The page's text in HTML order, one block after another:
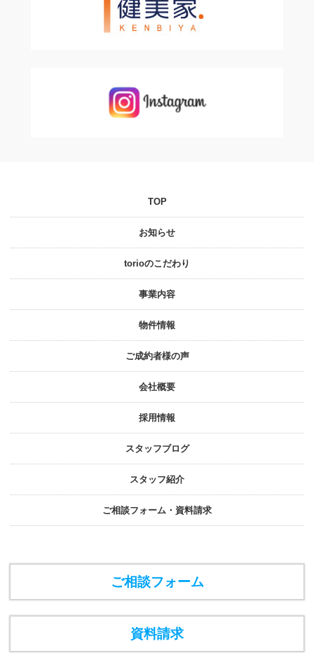
TOP
お知らせ
torioのこだわり
事業内容
物件情報
ご成約者様の声
会社概要
採⽤情報
スタッフブログ
スタッフ紹介
ご相談フォーム・資料請求
ご相談フォーム
資料請求